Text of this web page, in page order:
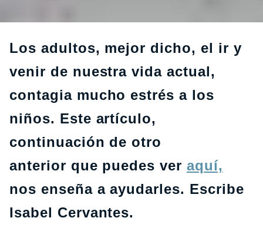
Los adultos, mejor dicho, el ir y
venir de nuestra vida actual,
contagia mucho estrés a los
niños. Este artículo,
continuación de otro
anterior que puedes veraquí,
nos enseña a ayudarles. Escribe
Isabel Cervantes.